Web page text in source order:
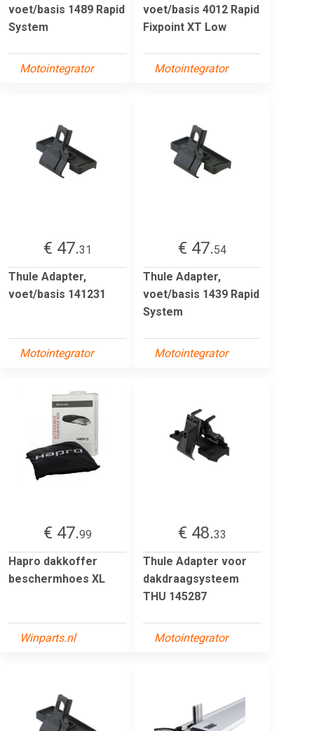
voet/basis 1489 Rapid
System
Motointegrator
voet/basis 4012 Rapid
Fixpoint XT Low
Motointegrator
€ 47.31
Thule Adapter,
voet/basis 141231
Motointegrator
€ 47.54
Thule Adapter,
voet/basis 1439 Rapid
System
Motointegrator
€ 47.99
Hapro dakkoffer
beschermhoes XL
Winparts.nl
€ 48.33
Thule Adapter voor
dakdraagsysteem
THU 145287
Motointegrator